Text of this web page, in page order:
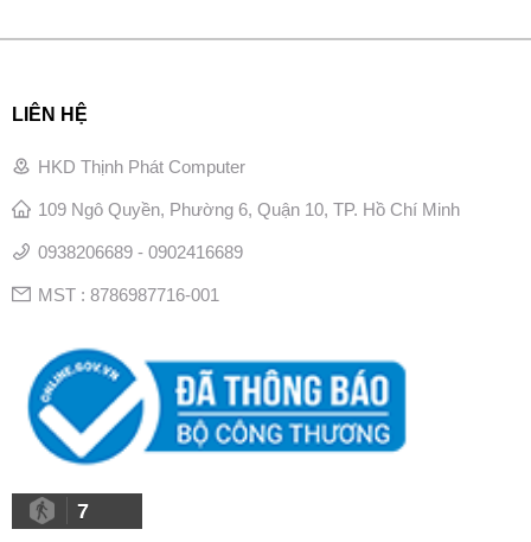
LIÊN HỆ
HKD Thịnh Phát Computer
109 Ngô Quyền, Phường 6, Quận 10, TP. Hồ Chí Minh
0938206689 - 0902416689
MST : 8786987716-001
7